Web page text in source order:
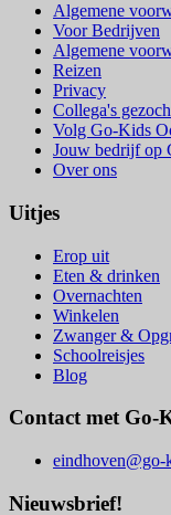
Algemene
Voor Bedrijven
Algemene
Reizen
Privacy
Collega's
Volg Go-Kids
Jouw bedrijf op
Over ons
Uitjes
Erop uit
Eten & drinken
Overnachten
Winkelen
Zwanger &
Schoolreisjes
Blog
Contact met Go-
eindhoven@go-
Nieuwsbrief!